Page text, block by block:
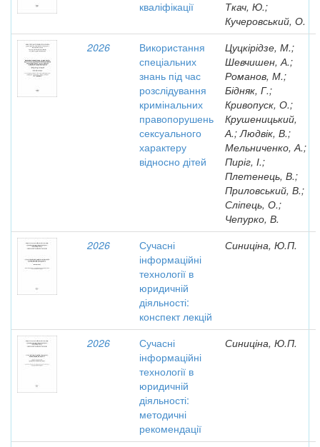
кваліфікації
Ткач, Ю.;
Кучеровський, О.
2026
Використання
спеціальних
знань під час
розслідування
кримінальних
правопорушень
сексуального
характеру
відносно дітей
Цуцкірідзе, М.;
Шевчишен, А.;
Романов, М.;
Бідняк, Г.;
Кривопуск, О.;
Крушеницький,
А.; Людвік, В.;
Мельниченко, А.;
Пиріг, І.;
Плетенець, В.;
Приловський, В.;
Сліпець, О.;
Чепурко, В.
2026
Сучасні
інформаційні
технології в
юридичній
діяльності:
конспект лекцій
Синиціна, Ю.П.
2026
Сучасні
інформаційні
технології в
юридичній
діяльності:
методичні
рекомендації
Синиціна, Ю.П.